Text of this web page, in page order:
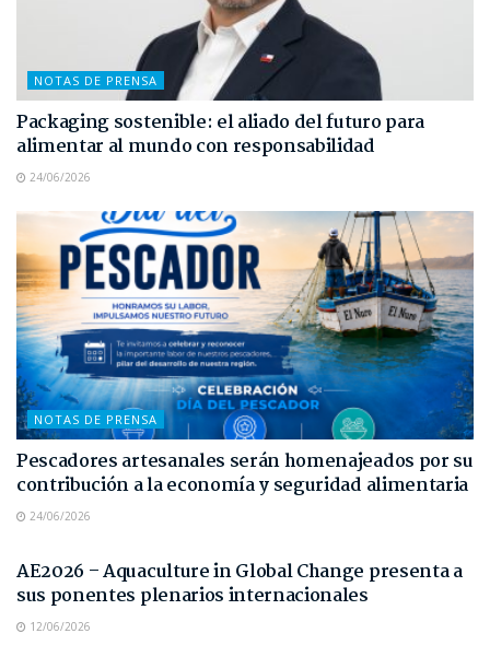
NOTAS DE PRENSA
Packaging sostenible: el aliado del futuro para
alimentar al mundo con responsabilidad
24/06/2026
NOTAS DE PRENSA
Pescadores artesanales serán homenajeados por su
contribución a la economía y seguridad alimentaria
24/06/2026
AE2026 – Aquaculture in Global Change presenta a
sus ponentes plenarios internacionales
12/06/2026